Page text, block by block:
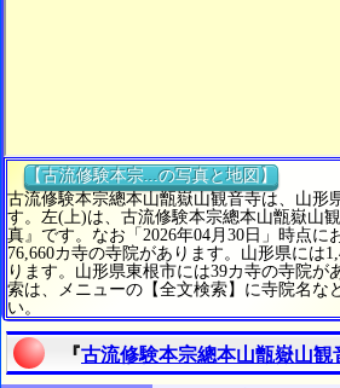
【古流修験本宗...の写真と地図】
古流修験本宗總本山甑嶽山観音寺は、山形
す。左(上)は、古流修験本宗總本山甑嶽山
真』です。なお「2026年04月30日」時点に
76,660カ寺の寺院があります。山形県には
ります。山形県東根市には39カ寺の寺院が
索は、メニューの【全文検索】に寺院名な
い。
『古流修験本宗總本山甑嶽山観